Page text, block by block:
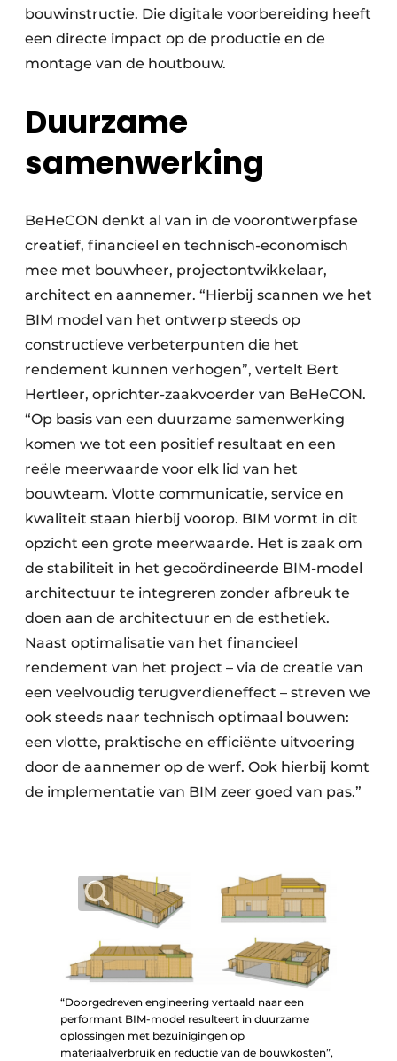
bouwinstructie. Die digitale voorbereiding heeft
een directe impact op de productie en de
montage van de houtbouw.
Duurzame
samenwerking
BeHeCON denkt al van in de voorontwerpfase
creatief, financieel en technisch-economisch
mee met bouwheer, projectontwikkelaar,
architect en aannemer. “Hierbij scannen we het
BIM model van het ontwerp steeds op
constructieve verbeterpunten die het
rendement kunnen verhogen”, vertelt Bert
Hertleer, oprichter-zaakvoerder van BeHeCON.
“Op basis van een duurzame samenwerking
komen we tot een positief resultaat en een
reële meerwaarde voor elk lid van het
bouwteam. Vlotte communicatie, service en
kwaliteit staan hierbij voorop. BIM vormt in dit
opzicht een grote meerwaarde. Het is zaak om
de stabiliteit in het gecoördineerde BIM-model
architectuur te integreren zonder afbreuk te
doen aan de architectuur en de esthetiek.
Naast optimalisatie van het financieel
rendement van het project – via de creatie van
een veelvoudig terugverdieneffect – streven we
ook steeds naar technisch optimaal bouwen:
een vlotte, praktische en efficiënte uitvoering
door de aannemer op de werf. Ook hierbij komt
de implementatie van BIM zeer goed van pas.”
“Doorgedreven engineering vertaald naar een
performant BIM-model resulteert in duurzame
oplossingen met bezuinigingen op
materiaalverbruik en reductie van de bouwkosten”,